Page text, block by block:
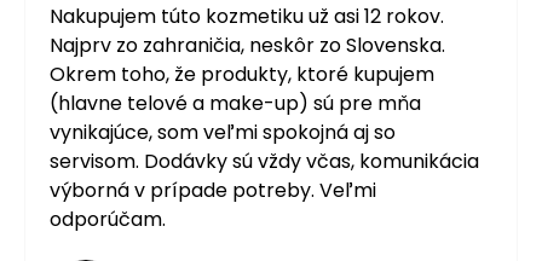
Nakupujem túto kozmetiku už asi 12 rokov.
Najprv zo zahraničia, neskôr zo Slovenska.
Okrem toho, že produkty, ktoré kupujem
(hlavne telové a make-up) sú pre mňa
vynikajúce, som veľmi spokojná aj so
servisom. Dodávky sú vždy včas, komunikácia
výborná v prípade potreby. Veľmi
odporúčam.